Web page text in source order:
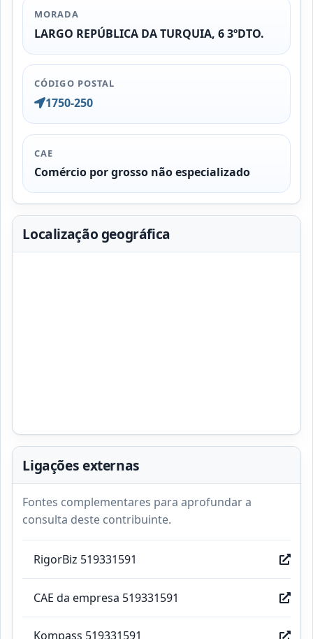
MORADA
LARGO REPÚBLICA DA TURQUIA, 6 3ºDTO.
CÓDIGO POSTAL
1750-250
CAE
Comércio por grosso não especializado
Localização geográfica
Ligações externas
Fontes complementares para aprofundar a
consulta deste contribuinte.
RigorBiz 519331591
CAE da empresa 519331591
Kompass 519331591